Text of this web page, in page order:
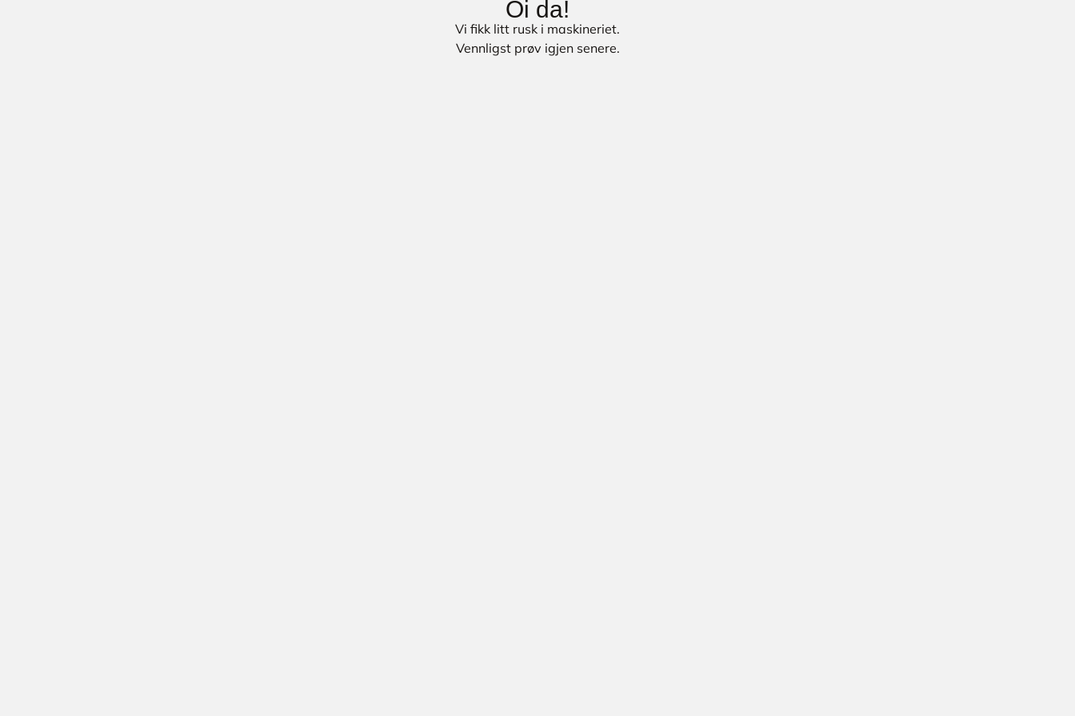
Oi da!
Vi fikk litt rusk i maskineriet.
Vennligst prøv igjen senere.